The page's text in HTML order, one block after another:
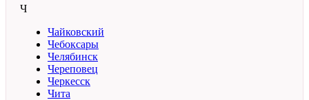
Ч
Чайковский
Чебоксары
Челябинск
Череповец
Черкесск
Чита